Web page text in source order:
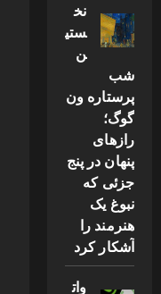
نخ
ستی
ن
شب
پرستاره ون
گوگ؛
رازهای
پنهان در پنج
جزئی که
نبوغ یک
هنرمند را
آشکار کرد
وات